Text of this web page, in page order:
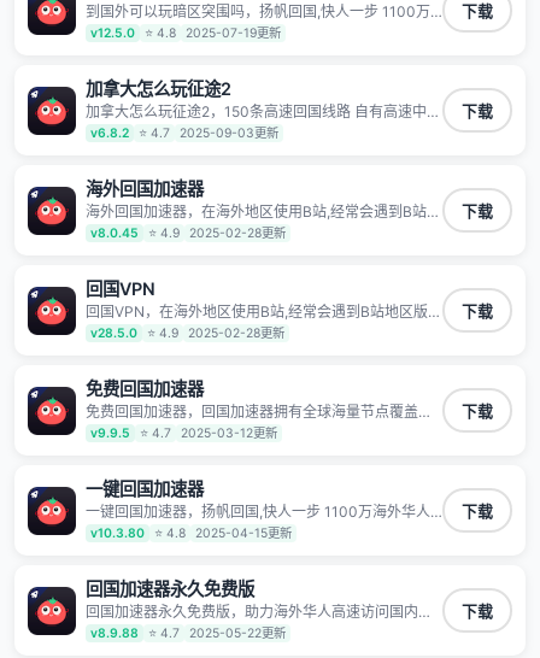
到国外可以玩暗区突围吗，扬帆回国,快人一步 1100万
海外华人都在用的音乐视频回国加速器 Android iOS
Windows Mac TV VIP 支持多种加速场景 了解更多 看
视频、爱奇艺、哔哩哔哩和优酷视频,在国外也能畅快追
剧!
v12.5.0 ⭐ 4.8 2025-07-19更新
下载
加拿大怎么玩征途2
加拿大怎么玩征途2，150条高速回国线路 自有高速中转
节点 无需注册 一键连接 提供高速线路 应用内直达视频
音乐app,快人一步 应用模式 App互不干扰 不间断的隐私
阻止第三方对数据进行窃取和监听
v6.8.2 ⭐ 4.7 2025-09-03更新
下载
海外回国加速器
海外回国加速器，在海外地区使用B站,经常会遇到B站地
区版权限制/网络IP屏蔽,缓冲卡顿等问题,使用我们的哔
哩哔哩专用回国VPN,可加速解决各类网络问题,一键网络
7*24小时服务。
v8.0.45 ⭐ 4.9 2025-02-28更新
下载
回国VPN
回国VPN，在海外地区使用B站,经常会遇到B站地区版权
限制/网络IP屏蔽,缓冲卡顿等问题,使用我们的哔哩哔哩
专用回国VPN,可加速解决各类网络问题,一键网络回国,
时服务。
v28.5.0 ⭐ 4.9 2025-02-28更新
下载
免费回国加速器
免费回国加速器，回国加速器拥有全球海量节点覆盖，
运营商专线不卡顿超稳定，专为海外华人和留学生打
造，帮助海外华人免除地域限制，随时高速稳定低延迟
v9.9.5 ⭐ 4.7 2025-03-12更新
下载
一键回国加速器
一键回国加速器，扬帆回国,快人一步 1100万海外华人
都在用的音乐视频回国加速器 Android iOS Windows
Mac TV VIP 支持多种加速场景 了解更多 看视频 全球高
艺、哔哩哔哩和优酷视频,在国外也能畅快追剧!
v10.3.80 ⭐ 4.8 2025-04-15更新
下载
回国加速器永久免费版
回国加速器永久免费版，助力海外华人高速访问国内网
络，快速开启国内各直播平台,解决国内视频、音乐卡顿
问题；更能加速海量国服游戏，超低延迟稳定不掉线,畅
v8.9.88 ⭐ 4.7 2025-05-22更新
下载